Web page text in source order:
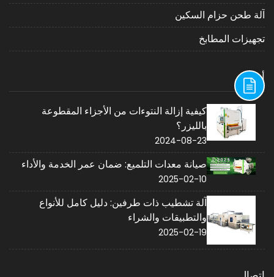
آلة طحن حزام السكين
تجهيزات المطابخ
أخبار
كيفية إزالة النتوءات من الأجزاء المقطوعة
بالليزر؟
2024-08-23
صيانة معدات التلميع: ضمان عمر الخدمة والأداء
2025-02-10
آلة تشطيب ذات طرفين: دليل كامل للأنواع
والتطبيقات والشراء
2025-02-19